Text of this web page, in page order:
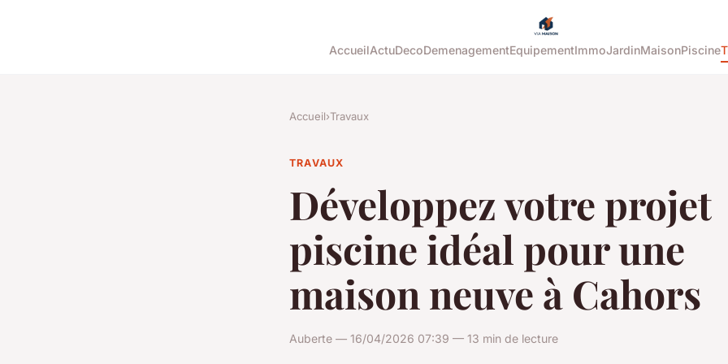
AccueilActuDecoDemenagementEquipementImmoJardinMaisonPiscine
Accueil›Travaux
TRAVAUX
Développez votre projet
piscine idéal pour une
maison neuve à Cahors
Auberte — 16/04/2026 07:39 — 13 min de lecture